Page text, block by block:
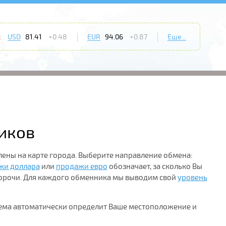
USD 81.41 +0.48 EUR 94.06 +0.87 Еще...
на карте города. Выберите направление обмена:
доллараили продажи евро обозначает, за сколько Вы
Для каждого обменника мы выводим свой уровень
автоматически определит Ваше местоположение и